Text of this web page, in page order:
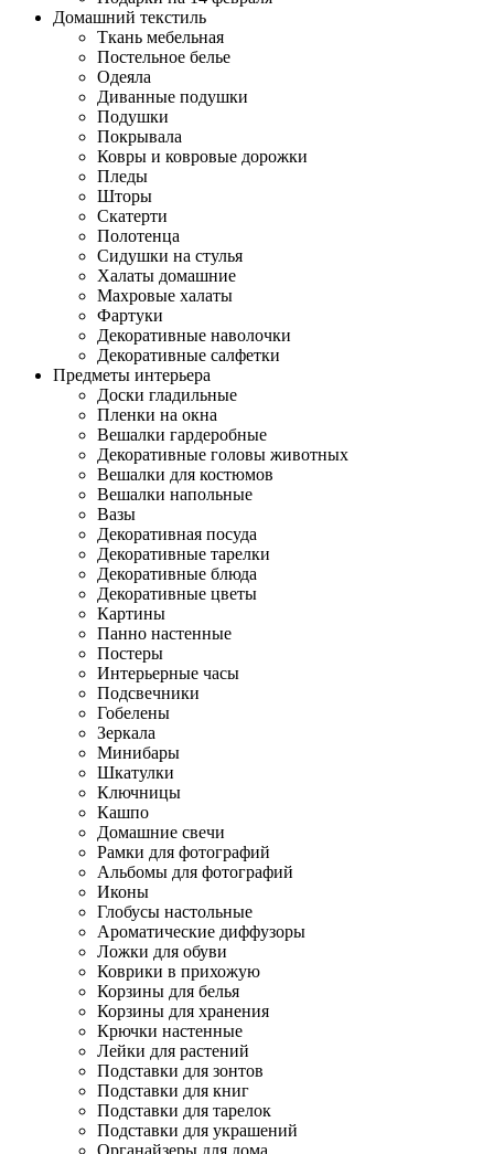
Домашний текстиль
Ткань мебельная
Постельное белье
Одеяла
Диванные подушки
Подушки
Покрывала
Ковры и ковровые дорожки
Пледы
Шторы
Скатерти
Полотенца
Сидушки на стулья
Халаты домашние
Махровые халаты
Фартуки
Декоративные наволочки
Декоративные салфетки
Предметы интерьера
Доски гладильные
Пленки на окна
Вешалки гардеробные
Декоративные головы животных
Вешалки для костюмов
Вешалки напольные
Вазы
Декоративная посуда
Декоративные тарелки
Декоративные блюда
Декоративные цветы
Картины
Панно настенные
Постеры
Интерьерные часы
Подсвечники
Гобелены
Зеркала
Минибары
Шкатулки
Ключницы
Кашпо
Домашние свечи
Рамки для фотографий
Альбомы для фотографий
Иконы
Глобусы настольные
Ароматические диффузоры
Ложки для обуви
Коврики в прихожую
Корзины для белья
Корзины для хранения
Крючки настенные
Лейки для растений
Подставки для зонтов
Подставки для книг
Подставки для тарелок
Подставки для украшений
Органайзеры для дома